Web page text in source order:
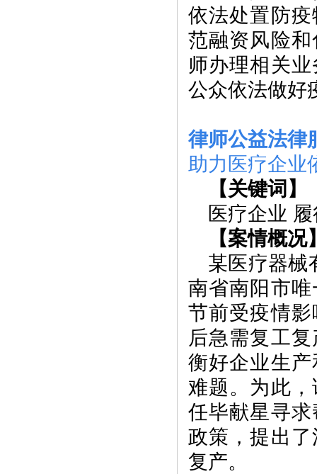
依法处置防
范融资风险
师办理相关
公众依法做好
律师公益法律
助力医疗企业
【关键词】
医疗企业
【案情概况
某医疗器械
南省南阳市
节前受疫情
后急需复工
衡好企业生
难题。为此
任毕献星寻
政策，提出
复产。